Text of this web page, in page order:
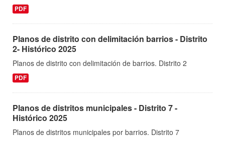
PDF
Planos de distrito con delimitación barrios - Distrito
2- Histórico 2025
Planos de distrito con delimitación de barrios. Distrito 2
PDF
Planos de distritos municipales - Distrito 7 -
Histórico 2025
Planos de distritos municipales por barrios. Distrito 7